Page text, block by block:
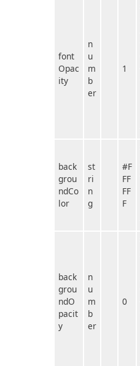
font
Opac
ity
n
u
m
b
er
1
back
grou
ndCo
lor
st
ri
n
g
#F
FF
FF
F
back
grou
ndO
pacit
y
n
u
m
b
er
0